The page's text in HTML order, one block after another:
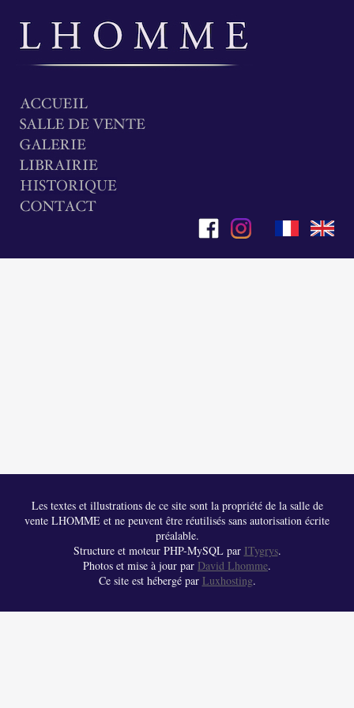
Les textes et illustrations de ce site sont la propriété de la salle de
vente LHOMME et ne peuvent être réutilisés sans autorisation écrite
préalable.
Structure et moteur PHP-MySQL par ITygrys.
Photos et mise à jour par David Lhomme.
Ce site est hébergé par Luxhosting.